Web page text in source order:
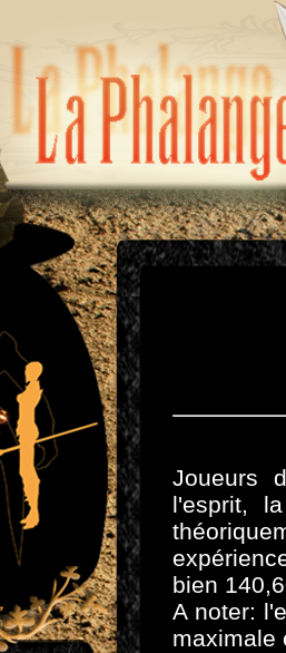
Joueurs
l'esprit,
bien
A noter:
maximale